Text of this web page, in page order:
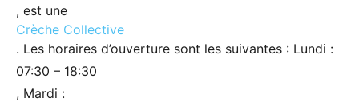
, est une
Crèche Collective
. Les horaires d’ouverture sont les suivantes : Lundi :
07:30 – 18:30
, Mardi :